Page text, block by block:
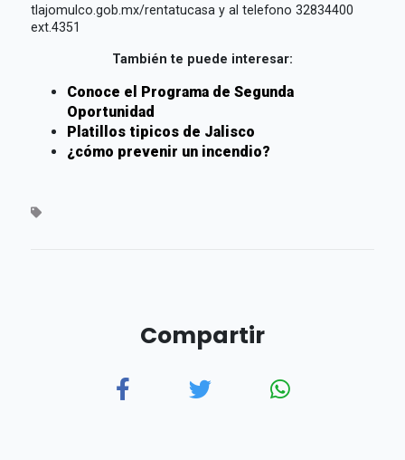
tlajomulco.gob.mx/rentatucasa y al telefono 32834400
ext.4351
También te puede interesar:
Conoce el Programa de Segunda
Oportunidad
Platillos tipicos de Jalisco
¿cómo prevenir un incendio?
Compartir